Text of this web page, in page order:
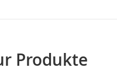
Produkte